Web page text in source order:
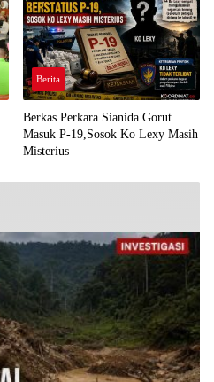
Berita
Berkas Perkara Sianida Gorut
Masuk P-19,Sosok Ko Lexy Masih
Misterius